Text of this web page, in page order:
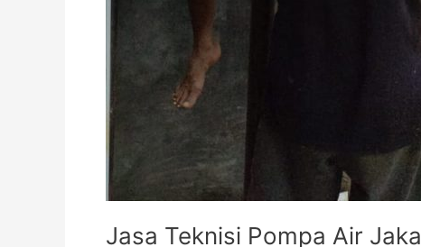
Jasa Teknisi Pompa Air